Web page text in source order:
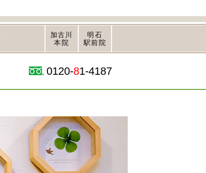
加古川
本院
明石
駅前院
0120-81-4187